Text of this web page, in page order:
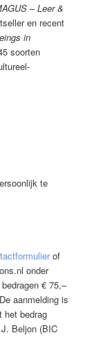
– Leer &
en recent
in
soorten
te
of
onder
€ 75,–
aanmelding is
het bedrag
Beljon (BIC